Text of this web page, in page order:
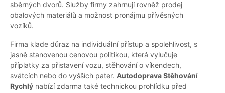
sběrných dvorů. Služby firmy zahrnují rovněž prodej
obalových materiálů a možnost pronájmu přívěsných
vozíků.
Firma klade důraz na individuální přístup a spolehlivost, s
jasně stanovenou cenovou politikou, která vylučuje
příplatky za přistavení vozu, stěhování o víkendech,
svátcích nebo do vyšších pater. Autodoprava Stěhování
Rychlý nabízí zdarma také technickou prohlídku před